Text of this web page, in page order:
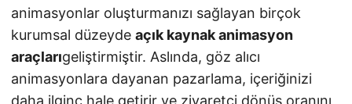
animasyonlar oluşturmanızı sağlayan birçok
kurumsal düzeyde açık kaynak animasyon
araçlarıgeliştirmiştir. Aslında, göz alıcı
animasyonlara dayanan pazarlama, içeriğinizi
daha ilginç hale getirir ve ziyaretçi dönüş oranını